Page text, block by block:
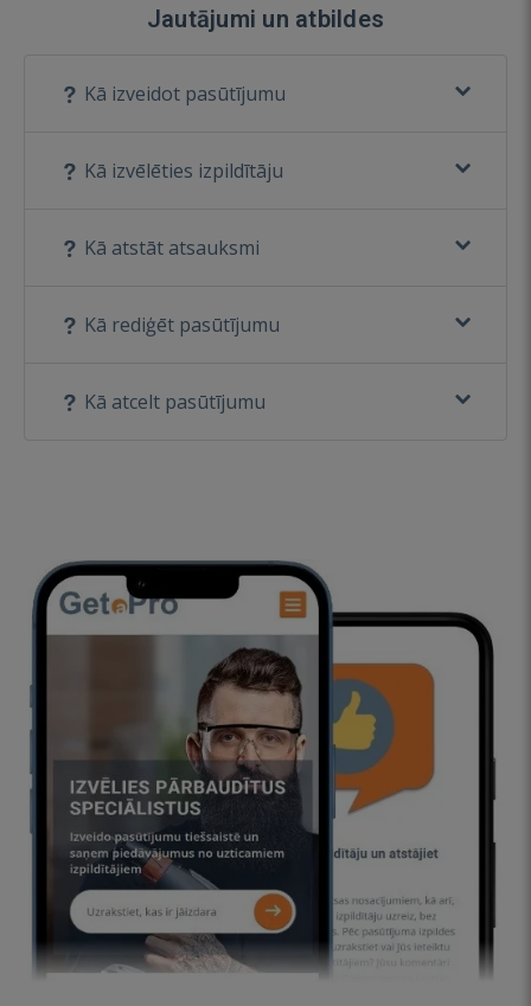
Jautājumi un atbildes
Kā izveidot pasūtījumu
Kā izvēlēties izpildītāju
Kā atstāt atsauksmi
Kā rediģēt pasūtījumu
Kā atcelt pasūtījumu